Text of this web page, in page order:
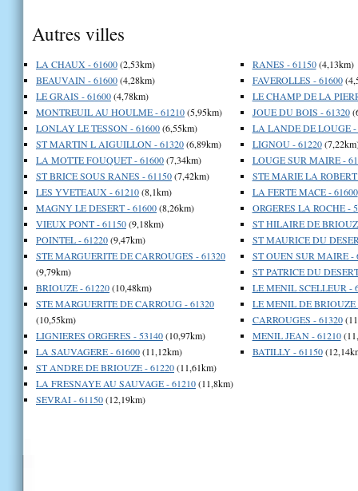
Autres villes
LA CHAUX - 61600(2,53km)
BEAUVAIN - 61600(4,28km)
LE GRAIS - 61600(4,78km)
MONTREUIL AU HOULME - 61210(5,95km)
LONLAY LE TESSON - 61600(6,55km)
ST MARTIN L AIGUILLON - 61320(6,89km)
LA MOTTE FOUQUET - 61600(7,34km)
ST BRICE SOUS RANES - 61150(7,42km)
LES YVETEAUX - 61210(8,1km)
MAGNY LE DESERT - 61600(8,26km)
VIEUX PONT - 61150(9,18km)
POINTEL - 61220(9,47km)
STE MARGUERITE DE CARROUGES - 61320
(9,79km)
BRIOUZE - 61220(10,48km)
STE MARGUERITE DE CARROUG - 61320
(10,55km)
LIGNIERES ORGERES - 53140(10,97km)
LA SAUVAGERE - 61600(11,12km)
ST ANDRE DE BRIOUZE - 61220(11,61km)
LA FRESNAYE AU SAUVAGE - 61210(11,8km)
SEVRAI - 61150(12,19km)
RANES - 61150(4,13km)
FAVEROLLES - 61600
LE CHAMP DE LA
JOUE DU BOIS - 61320
LA LANDE DE LOUGE -
LIGNOU - 61220
LOUGE SUR MAIRE -
STE MARIE LA
LA FERTE MACE - 61600
ORGERES LA ROCHE -
ST HILAIRE DE
ST MAURICE DU
ST OUEN SUR MAIRE -
ST PATRICE DU
LE MENIL SCELLEUR -
LE MENIL DE BRIOUZE
CARROUGES - 61320
MENIL JEAN - 61210
BATILLY - 61150